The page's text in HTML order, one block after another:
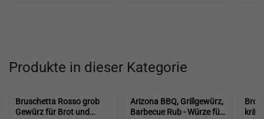
Produkte in dieser Kategorie
Bruschetta Rosso grob
Gewürz für Brot und
Arizona BBQ, Grillgewürz,
Barbecue Rub - Würze für
Brot